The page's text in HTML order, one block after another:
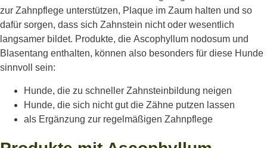
zur Zahnpflege unterstützen, Plaque im Zaum halten und so
dafür sorgen, dass sich Zahnstein nicht oder wesentlich
langsamer bildet. Produkte, die Ascophyllum nodosum und
Blasentang enthalten, können also besonders für diese Hunde
sinnvoll sein:
Hunde, die zu schneller Zahnsteinbildung neigen
Hunde, die sich nicht gut die Zähne putzen lassen
als Ergänzung zur regelmäßigen Zahnpflege